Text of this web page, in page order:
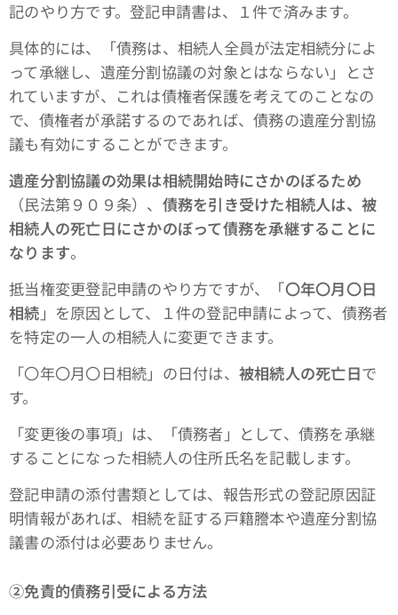
記のやり方です。登記申請書は、１件で済みます。
具体的には、「債務は、相続人全員が法定相続分によ
って承継し、遺産分割協議の対象とはならない」とさ
れていますが、これは債権者保護を考えてのことなの
で、債権者が承諾するのであれば、債務の遺産分割協
議も有効にすることができます。
遺産分割協議の効果は相続開始時にさかのぼるため
（民法第９０９条）、 債務を引き受けた相続人は、被
相続人の死亡日にさかのぼって債務を承継することに
なります。
抵当権変更登記申請のやり方ですが、「〇年〇月〇日
相続 」を原因として、１件の登記申請によって、債務者
を特定の一人の相続人に変更できます。
「〇年〇月〇日相続」の日付は、 被相続人の死亡日で
す。
「変更後の事項」は、「債務者」として、債務を承継
することになった相続人の住所氏名を記載します。
登記申請の添付書類としては、報告形式の登記原因証
明情報があれば、相続を証する戸籍謄本や遺産分割協
議書の添付は必要ありません。
➁免責的債務引受による方法